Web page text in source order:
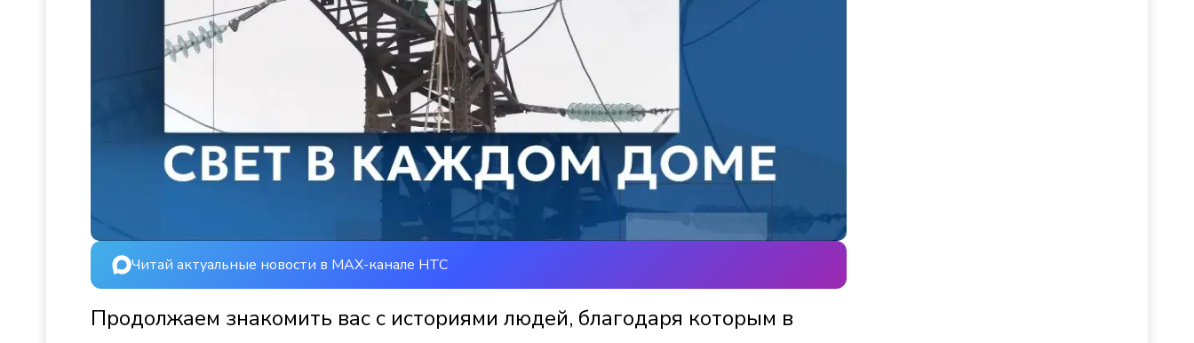
Читай актуальные новости в MAX-канале НТС
Продолжаем знакомить вас с историями людей, благодаря которым в